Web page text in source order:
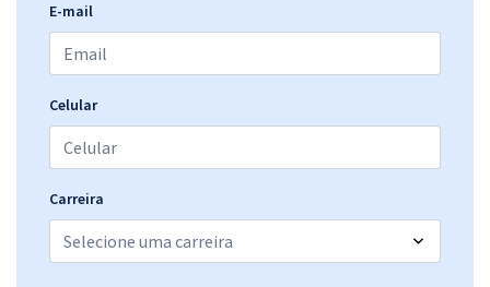
E-mail
Celular
Carreira